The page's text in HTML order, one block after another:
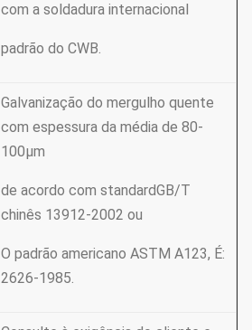
com a soldadura internacional
padrão do CWB.
Galvanização do mergulho quente
com espessura da média de 80-
100µm
de acordo com standardGB/T
chinês 13912-2002 ou
O padrão americano ASTM A123, É:
2626-1985.